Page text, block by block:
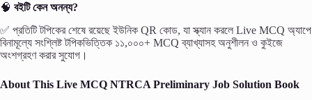
🧠 বইটি কেন অনন্য?
✅ প্রতিটি টপিকের শেষে রয়েছে ইউনিক QR কোড, যা স্ক্যান করলে Live MCQ অ্যাপে
বিনামূল্যে সংশ্লিষ্ট টপিকভিত্তিক ১১,০০০+ MCQ ব্যাখ্যাসহ অনুশীলন ও কুইজে
অংশগ্রহণ করার সুযোগ।
About This Live MCQ NTRCA Preliminary Job Solution Book